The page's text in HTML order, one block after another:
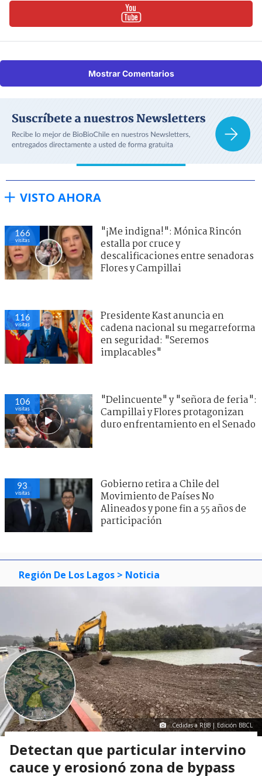
Mostrar Comentarios
VISTO AHORA
166
visitas
"¡Me indigna!": Mónica Rincón
estalla por cruce y
descalificaciones entre senadoras
Flores y Campillai
116
visitas
Presidente Kast anuncia en
cadena nacional su megarreforma
en seguridad: "Seremos
implacables"
106
visitas
"Delincuente" y "señora de feria":
Campillai y Flores protagonizan
duro enfrentamiento en el Senado
93
visitas
Gobierno retira a Chile del
Movimiento de Países No
Alineados y pone fin a 55 años de
participación
Región De Los Lagos > Noticia
Cedidas a RBB | Edición BBCL
Detectan que particular intervino
cauce y erosionó zona de bypass